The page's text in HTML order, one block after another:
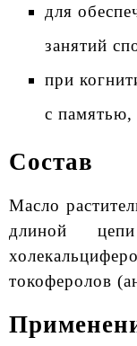
для
занятий
при
с
Состав
Масло
длиной
токоферолов